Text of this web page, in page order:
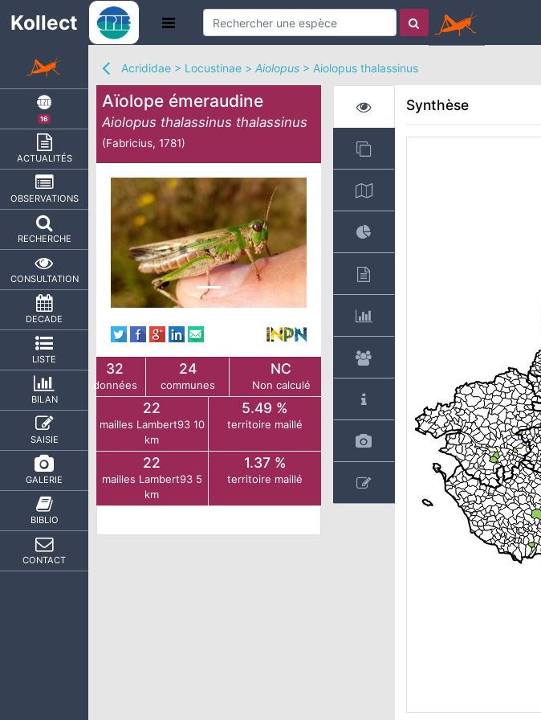
Kollect
16
ACTUALITÉS
OBSERVATIONS
RECHERCHE
CONSULTATION
DECADE
LISTE
BILAN
SAISIE
GALERIE
BIBLIO
CONTACT
Acrididae > Locustinae > Aiolopus > Aiolopus thalassinus
Aïolope émeraudine
Aiolopus thalassinus thalassinus
(Fabricius, 1781)
32
données
24
communes
NC
Non calculé
22
mailles Lambert93 10
km
5.49 %
territoire maillé
22
mailles Lambert93 5
km
1.37 %
territoire maillé
Synthèse